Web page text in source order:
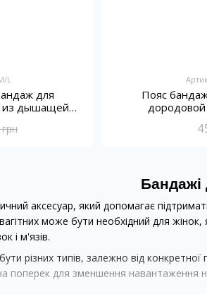
Бандажі
аксесуар, який допомагає
може бути необхідний для
і м'язів.
різних типів, залежно від
поперек для зменшення навантаження
L
для
из дышащей
Пояс